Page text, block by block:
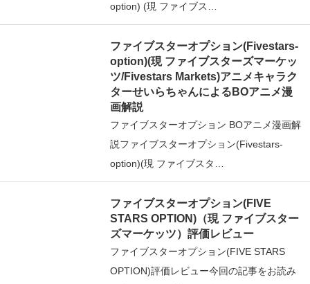
option) (現 ファイブス…
ファイブスターオプション(Fivestars-
option)(現 ファイブスターズマーケッ
ツ/Fivestars Markets)アニメキャラク
ターせいらちゃんによるBOアニメ漫
画解説
ファイブスターオプション BOアニメ漫画解
説ファイブスターオプション(Fivestars-
option)(現 ファイブスタ…
ファイブスターオプション(FIVE
STARS OPTION)（現 ファイブスター
ズマーケッツ）評価レビュー
ファイブスターオプション(FIVE STARS
OPTION)評価レビュー今回の記事をお読み